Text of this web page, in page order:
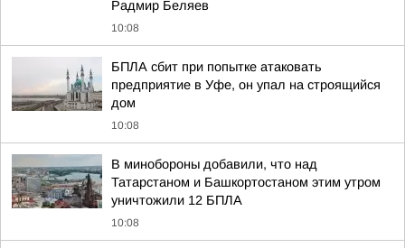
Радмир Беляев
10:08
БПЛА сбит при попытке атаковать
предприятие в Уфе, он упал на строящийся
дом
10:08
В минобороны добавили, что над
Татарстаном и Башкортостаном этим утром
уничтожили 12 БПЛА
10:08